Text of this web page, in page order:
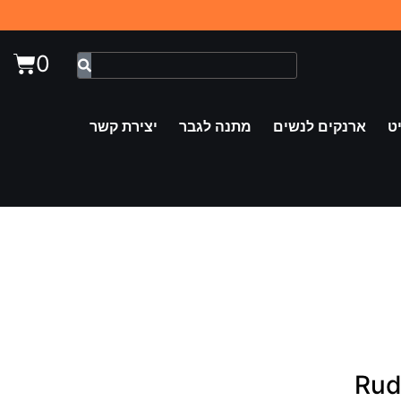
0
ארנקים לנשים מתנה לגבר יצירת קשר